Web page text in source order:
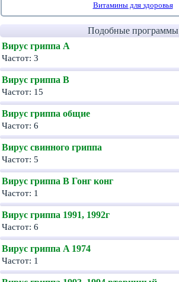
Витамины для здоровья
Подобные программы
Вирус гриппа A
Частот: 3
Вирус гриппа B
Частот: 15
Вирус гриппа общие
Частот: 6
Вирус свинного гриппа
Частот: 5
Вирус гриппа В Гонг конг
Частот: 1
Вирус гриппа 1991, 1992г
Частот: 6
Вирус гриппа A 1974
Частот: 1